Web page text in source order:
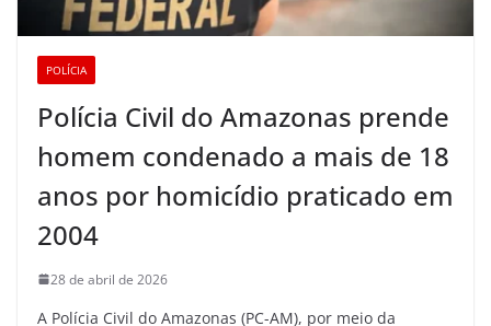
POLÍCIA
Polícia Civil do Amazonas prende
homem condenado a mais de 18
anos por homicídio praticado em
2004
28 de abril de 2026
A Polícia Civil do Amazonas (PC-AM), por meio da